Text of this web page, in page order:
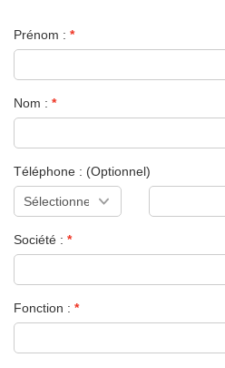
Prénom :
Nom :
Téléphone : (Optionnel)
Société :
Fonction :